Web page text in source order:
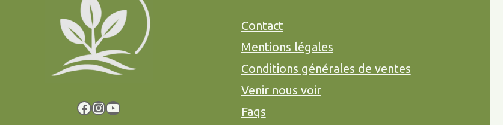
Facebook
Instagram
YouTube
Contact
Mentions légales
Conditions générales de ventes
Venir nous voir
Faqs